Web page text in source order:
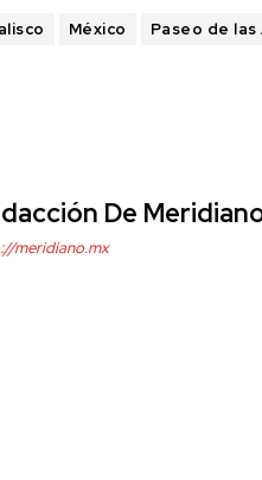
México Paseo de las
De
meridiano.mx